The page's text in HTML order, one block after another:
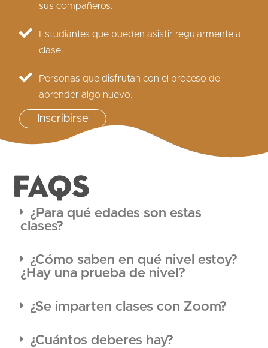
sus compañeros.
Estudiantes que pueden asistir regularmente a
clase.
Personas que disfrutan con el proceso de
aprender algo nuevo.
Inscribirse
FAQS
¿Para qué edades son estas
clases?
¿Cómo saben en qué nivel estoy?
¿Hay una prueba de nivel?
¿Se imparten clases con Zoom?
¿Cuántos deberes hay?